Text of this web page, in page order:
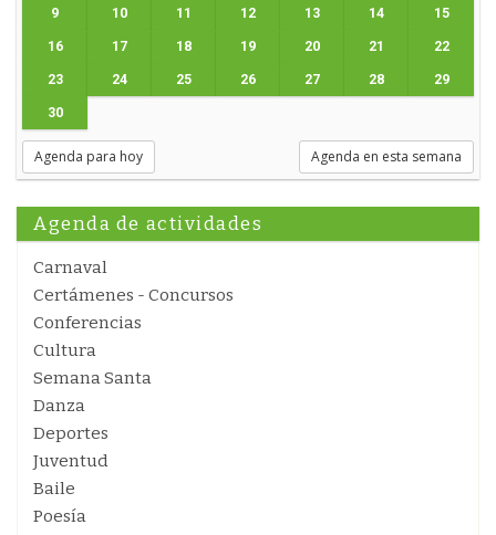
9 10 11 12 13 14 15
16 17 18 19 20 21 22
23 24 25 26 27 28 29
30
Agenda para hoy Agenda en esta semana
Agenda de actividades
Carnaval
Certámenes - Concursos
Conferencias
Cultura
Semana Santa
Danza
Deportes
Juventud
Baile
Poesía